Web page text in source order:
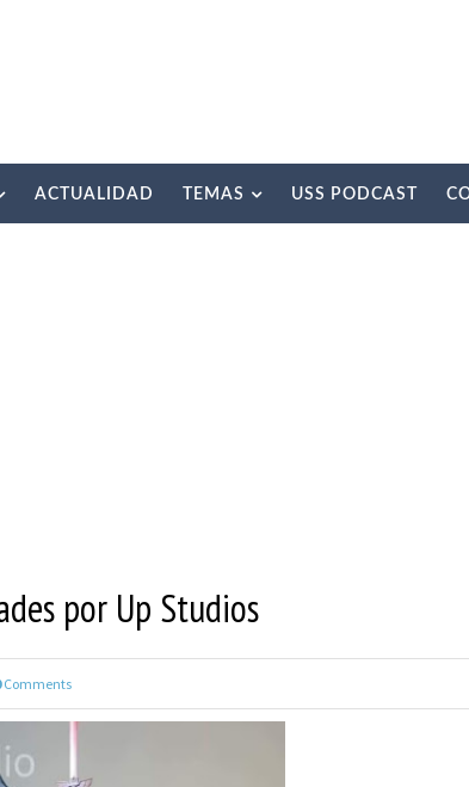
ACTUALIDAD TEMAS USS PODCAST
por Up Studios
Comments